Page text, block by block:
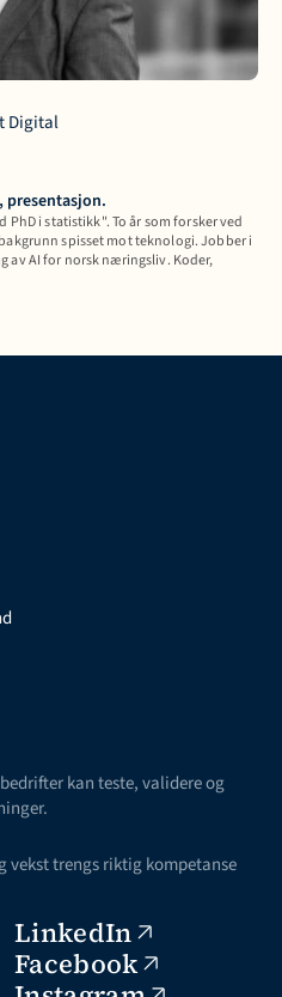
Digital
presentasjon.
PhD i statistikk". To år som forsker ved
spisset mot teknologi. Jobber i
av AI for norsk næringsliv. Koder,
kan teste, validere og
vekst trengs riktig kompetanse
LinkedIn
Facebook